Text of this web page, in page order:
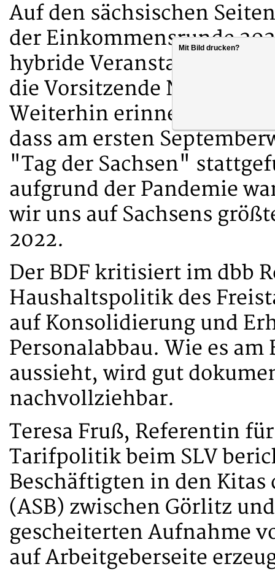
Auf den sächsischen
der Einkommensrunde
hybride Veranstaltung zur
die Vorsitzende Nannette
Weiterhin erinnern wir
dass am ersten
"Tag der Sachsen"
aufgrund der Pandemie
wir uns auf Sachsens
2022.
Der BDF kritisiert im dbb
Haushaltspolitik des
auf Konsolidierung und
Personalabbau. Wie es
aussieht, wird gut
nachvollziehbar.
Teresa Fruß, Referentin
Tarifpolitik beim SLV
Beschäftigten in den
(ASB) zwischen Görlitz
gescheiterten Aufnahme
auf Arbeitgeberseite
Mit Bild drucken?